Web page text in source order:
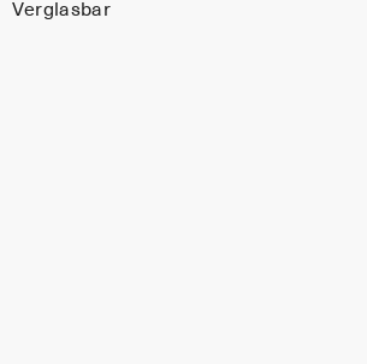
Verglasbar